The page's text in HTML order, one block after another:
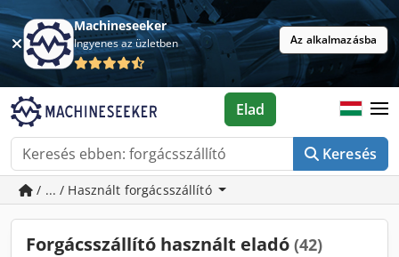
Machineseeker
Ingyenes az üzletben Az alkalmazásba
Keresés
Elad
/ ... / Használt forgácsszállító
Forgácsszállító használt eladó (42)